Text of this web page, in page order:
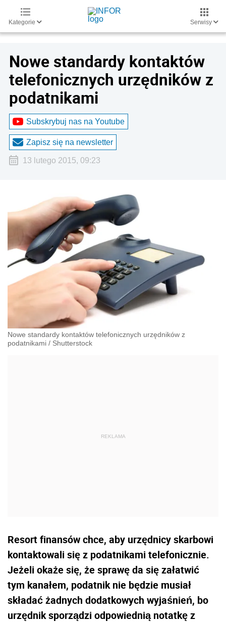
Kategorie Serwisy
Nowe standardy kontaktów
telefonicznych urzędników z
podatnikami
Subskrybuj nas na Youtube
Zapisz się na newsletter
13 lutego 2015, 09:23
Nowe standardy kontaktów telefonicznych urzędników z
podatnikami / Shutterstock
Resort finansów chce, aby urzędnicy skarbowi
kontaktowali się z podatnikami telefonicznie.
Jeżeli okaże się, że sprawę da się załatwić
tym kanałem, podatnik nie będzie musiał
składać żadnych dodatkowych wyjaśnień, bo
urzędnik sporządzi odpowiednią notatkę z